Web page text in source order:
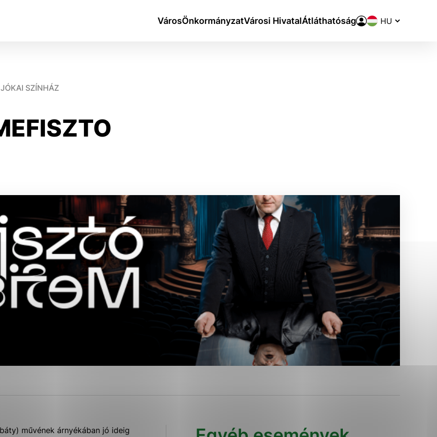
VárosÖnkormányzatVárosi HivatalÁtláthatóság Nyelvváltó
SZÍNHÁZ
művének árnyékában jó ideig
ktorú chcete povoliť
Analytické cookies
pre prevádzku nevyhnutné a pomáhajú urobiť webové stránky uplatniteľnými tým,
ako je navigácia na stránke a prístup k zabezpečeným oblastiam webovej
cookie nemôže web správne fungovať.
Analytické cookies
prevádzkovateľovi stránok pochopiť, ako návštevníci stránok stránku používajú,
a ponúknuť im lepšiu skúsenosť. Všetky dáta sa zbierajú anonymne a nie je
osobou.